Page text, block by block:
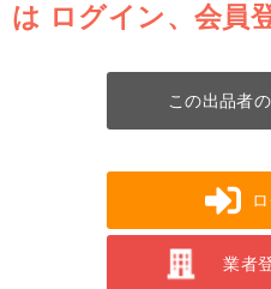
は ログイン、会員
この出品者
ロ
業者